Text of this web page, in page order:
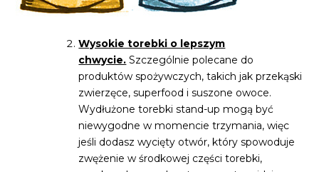
Wysokie torebki o lepszym
chwycie. Szczególnie polecane do
produktów spożywczych, takich jak przekąski
zwierzęce, superfood i suszone owoce.
Wydłużone torebki stand-up mogą być
niewygodne w momencie trzymania, więc
jeśli dodasz wycięty otwór, który spowoduje
zwężenie w środkowej części torebki,